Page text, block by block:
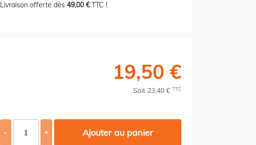
Livraison offerte dès 49,00 €TTC !
19,50 €
Soit 23,40 € TTC
- + Ajouter au panier